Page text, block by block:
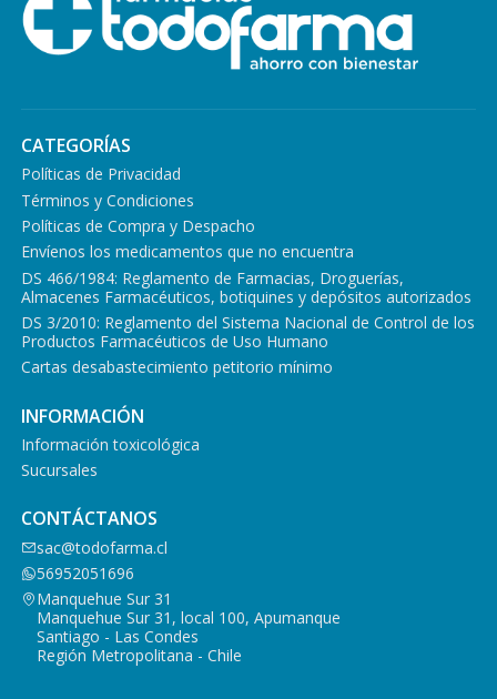
CATEGORÍAS
Políticas de Privacidad
Términos y Condiciones
Políticas de Compra y Despacho
Envíenos los medicamentos que no encuentra
DS 466/1984: Reglamento de Farmacias, Droguerías,
Almacenes Farmacéuticos, botiquines y depósitos autorizados
DS 3/2010: Reglamento del Sistema Nacional de Control de los
Productos Farmacéuticos de Uso Humano
Cartas desabastecimiento petitorio mínimo
INFORMACIÓN
Información toxicológica
Sucursales
CONTÁCTANOS
sac@todofarma.cl
56952051696
Manquehue Sur 31
Manquehue Sur 31, local 100, Apumanque
Santiago - Las Condes
Región Metropolitana - Chile